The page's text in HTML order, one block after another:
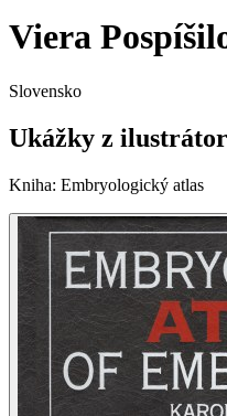
Viera
Slovensko
Ukážky z
Kniha: Embryologický atlas